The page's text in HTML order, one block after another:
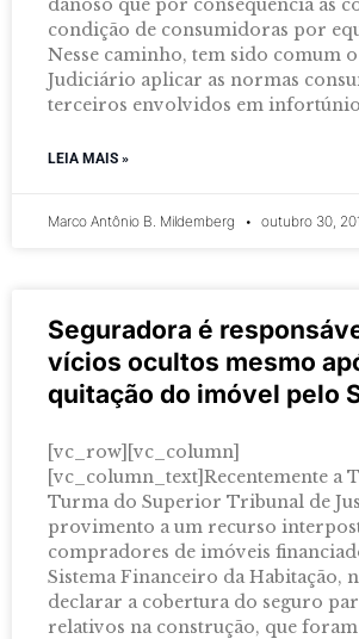
danoso que por consequência as
condição de consumidoras por
Nesse caminho, tem sido comum
Judiciário aplicar as normas
terceiros envolvidos em
LEIA MAIS »
Marco Antônio B. Mildemberg outubro 30,
Seguradora é
vícios ocultos mesmo
quitação do imóvel pelo
[vc_row][vc_column]
[vc_column_text]Recentemente a
Turma do Superior Tribunal de
provimento a um recurso
compradores de imóveis
Sistema Financeiro da Habitação,
declarar a cobertura do seguro
relativos na construção, que foram